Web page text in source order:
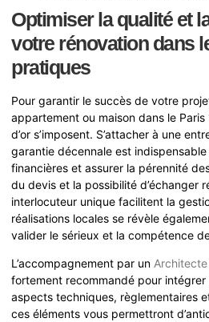
Optimiser la qualité et
votre rénovation dans
pratiques
Pour garantir le succès de votre
appartement ou maison dans le
d’or s’imposent. S’attacher à une
garantie décennale est
financières et assurer la pérennité
du devis et la possibilité d’échanger
interlocuteur unique facilitent la
réalisations locales se révèle
valider le sérieux et la compétence
L’accompagnement par un
fortement recommandé pour intégrer
aspects techniques, règlementaires
ces éléments vous permettront